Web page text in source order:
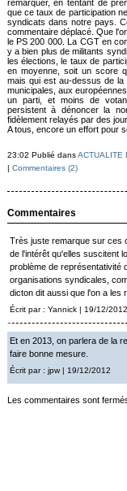
remarquer, en tentant de
que ce taux de participation
syndicats dans notre pays.
commentaire déplacé. Que
le PS 200 000. La CGT en
y a bien plus de militants
les élections, le taux de
en moyenne, soit un score
mais qui est au-dessus de
municipales, aux
un parti, et moins de
persistent à dénoncer la
fidèlement relayés par des
A tous, encore un effort pour
23:02 Publié dansACTUALITE
| Commentaires (2)
Commentaires
Très juste remarque sur ces
de l'intérêt qu'elles suscitent
problème de représentativité
organisations syndicales,
dicton dit aussi que l'on a les
Écrit par : Yannick | 19/12/2012
Et en 2013, on parlera de la
faire bonne mesure.
Écrit par : jpw | 19/12/2012
Les commentaires sont